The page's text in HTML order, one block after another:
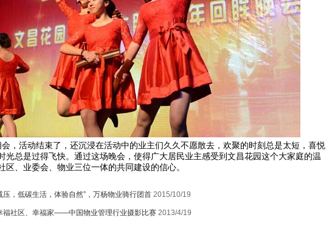
，活动结束了，还沉浸在活动中的业主们久久不愿散去，欢聚的时刻总是太短，喜悦
光总是过得飞快。 通过这场晚会，使得广大居民业主感受到文昌花园这个大家庭的温
区、业委会、物业三位一体的共同建设的信心。
压，低碳生活，体验自然”，万杨物业骑行团首 2015/10/19
福社区、幸福家——中国物业管理行业摄影比赛 2013/4/19